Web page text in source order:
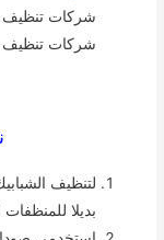
شركات تنظيف
شركات تنظيف
لتنظيف
بديلا للمنظفات